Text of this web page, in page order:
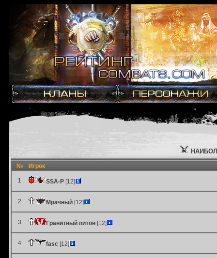
№ Игрок
1 SSA-P [12]
2 Мрачный [12]
3 Гранитный питон [12]
4 fasc [12]